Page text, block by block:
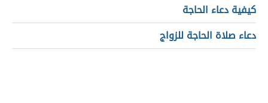
كيفية دعاء الحاجة
دعاء صلاة الحاجة للزواج